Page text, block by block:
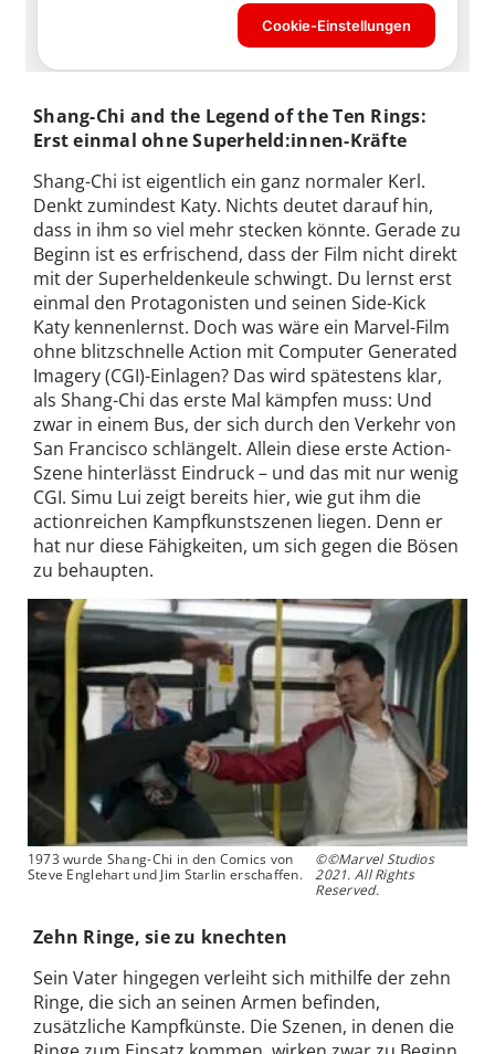
Shang-Chi and the Legend of the Ten Rings:
Erst einmal ohne Superheld:innen-Kräfte
Shang-Chi ist eigentlich ein ganz normaler Kerl.
Denkt zumindest Katy. Nichts deutet darauf hin,
dass in ihm so viel mehr stecken könnte. Gerade zu
Beginn ist es erfrischend, dass der Film nicht direkt
mit der Superheldenkeule schwingt. Du lernst erst
einmal den Protagonisten und seinen Side-Kick
Katy kennenlernst. Doch was wäre ein Marvel-Film
ohne blitzschnelle Action mit Computer Generated
Imagery (CGI)-Einlagen? Das wird spätestens klar,
als Shang-Chi das erste Mal kämpfen muss: Und
zwar in einem Bus, der sich durch den Verkehr von
San Francisco schlängelt. Allein diese erste Action-
Szene hinterlässt Eindruck – und das mit nur wenig
CGI. Simu Lui zeigt bereits hier, wie gut ihm die
actionreichen Kampfkunstszenen liegen. Denn er
hat nur diese Fähigkeiten, um sich gegen die Bösen
zu behaupten.
1973 wurde Shang-Chi in den Comics von
Steve Englehart und Jim Starlin erschaffen.
©©Marvel Studios
2021. All Rights
Reserved.
Zehn Ringe, sie zu knechten
Sein Vater hingegen verleiht sich mithilfe der zehn
Ringe, die sich an seinen Armen befinden,
zusätzliche Kampfkünste. Die Szenen, in denen die